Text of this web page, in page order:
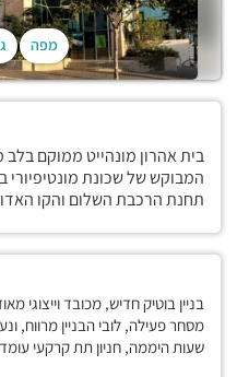
מפה
בית אהרון מונהייט ממוקם
המבוקש של שכונת
תחנת הרכבת השלום והקו
בניין בוטיק חדיש, מכובד
מסחר פעילה, לובי הבניין מרווח,
שעות היממה, חניון תת קרקעי עומד